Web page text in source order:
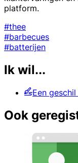
platform.
#thee
#barbecues
#batterijen
Ik wil...
Een
Ook